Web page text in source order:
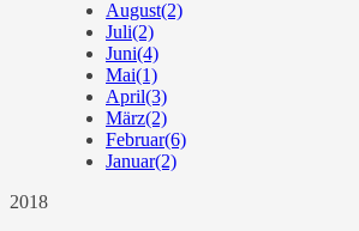
August(2)
Juli(2)
Juni(4)
Mai(1)
April(3)
März(2)
Februar(6)
Januar(2)
2018